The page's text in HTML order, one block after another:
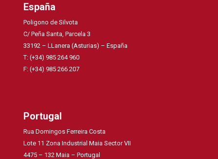
España
Poligono de Silvota
C/ Peña Santa, Parcela 3
33192 – LLanera (Asturias) – España
T: (+34) 985 264 960
F: (+34) 985 266 207
Portugal
Rua Domingos Ferreira Costa
Lote 11 Zona Industrial Maia Sector VII
4475 – 132 Maia – Portugal